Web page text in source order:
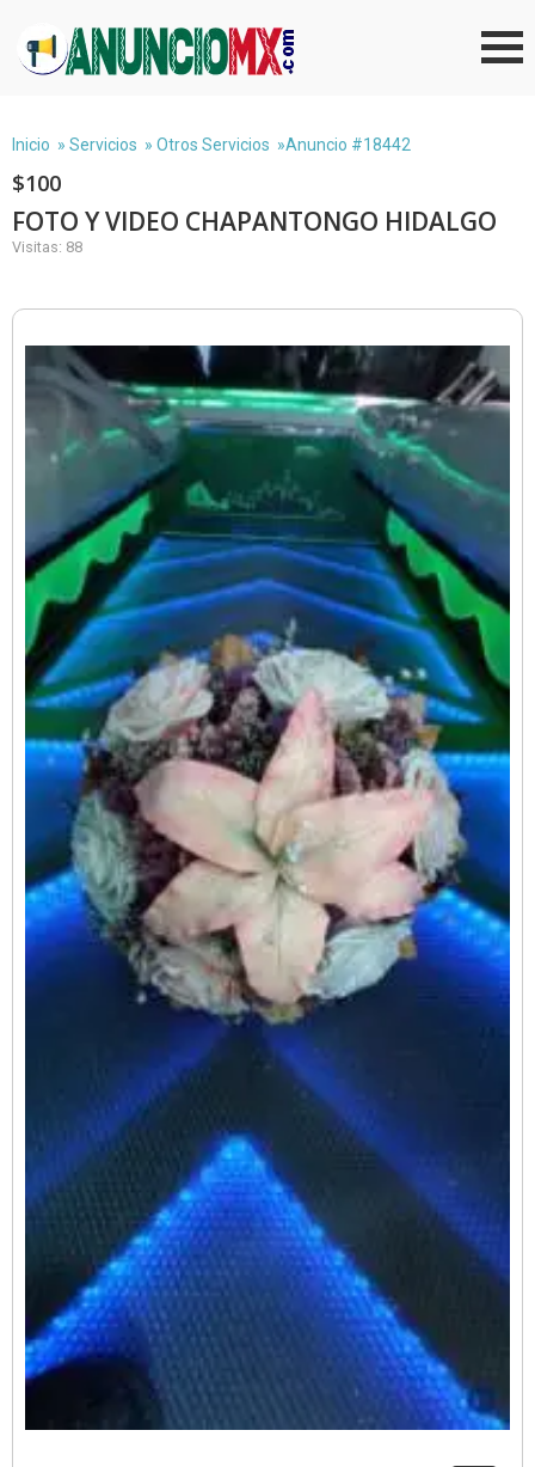
Inicio » Servicios » Otros Servicios »Anuncio #18442
$100
FOTO Y VIDEO CHAPANTONGO HIDALGO
Visitas: 88